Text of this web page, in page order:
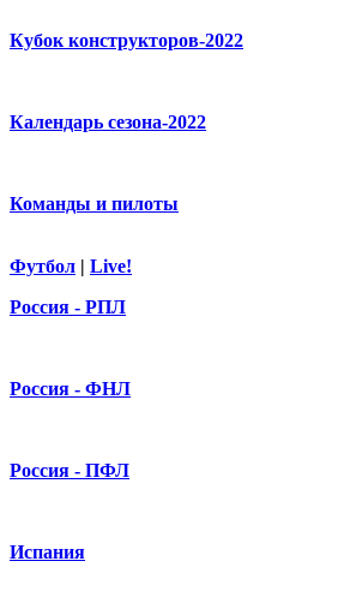
Кубок конструкторов-2022
Календарь сезона-2022
Команды и пилоты
Футбол | Live!
Россия - РПЛ
Россия - ФНЛ
Россия - ПФЛ
Испания